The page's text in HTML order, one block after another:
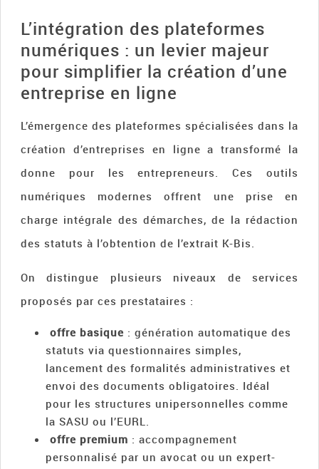
L’intégration des plateformes
numériques : un levier majeur
pour simplifier la création d’une
entreprise en ligne
L’émergence des plateformes spécialisées dans la
création d’entreprises en ligne a transformé la
donne pour les entrepreneurs. Ces outils
numériques modernes offrent une prise en
charge intégrale des démarches, de la rédaction
des statuts à l’obtention de l’extrait K-Bis.
On distingue plusieurs niveaux de services
proposés par ces prestataires :
offre basique : génération automatique des
statuts via questionnaires simples,
lancement des formalités administratives et
envoi des documents obligatoires. Idéal
pour les structures unipersonnelles comme
la SASU ou l’EURL.
offre premium : accompagnement
personnalisé par un avocat ou un expert-